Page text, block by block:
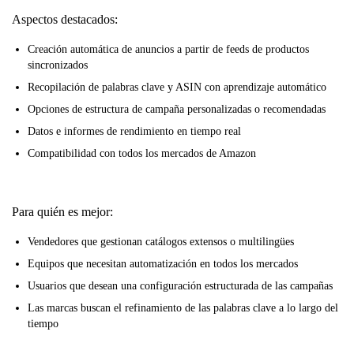
Aspectos destacados:
Creación automática de anuncios a partir de feeds de productos
sincronizados
Recopilación de palabras clave y ASIN con aprendizaje automático
Opciones de estructura de campaña personalizadas o recomendadas
Datos e informes de rendimiento en tiempo real
Compatibilidad con todos los mercados de Amazon
Para quién es mejor:
Vendedores que gestionan catálogos extensos o multilingües
Equipos que necesitan automatización en todos los mercados
Usuarios que desean una configuración estructurada de las campañas
Las marcas buscan el refinamiento de las palabras clave a lo largo del
tiempo